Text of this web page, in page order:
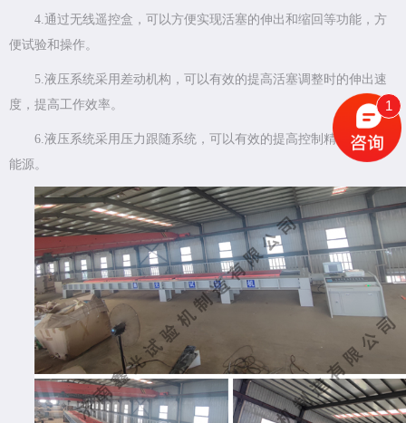
4.通过无线遥控盒，可以方便实现活塞的伸出和缩回等功能，方
便试验和操作。
5.液压系统采用差动机构，可以有效的提高活塞调整时的伸出速
度，提高工作效率。
6.液压系统采用压力跟随系统，可以有效的提高控制精度和节省
能源。
1